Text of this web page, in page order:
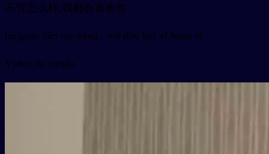
不管怎么样,我都会喜欢你
bù guǎn zěn me yàng , wǒ dōu huì xǐ huan nǐ
Vídeo do cartão